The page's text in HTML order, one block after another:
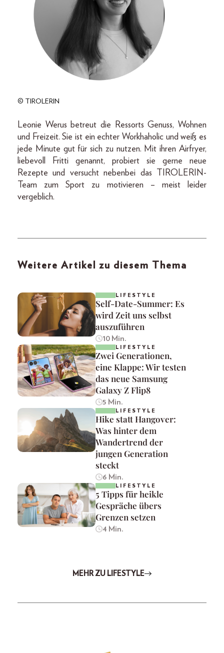
© TIROLERIN
Leonie Werus betreut die Ressorts Genuss, Wohnen
und Freizeit. Sie ist ein echter Workhaholic und weiß es
jede Minute gut für sich zu nutzen. Mit ihren Airfryer,
liebevoll Fritti genannt, probiert sie gerne neue
Rezepte und versucht nebenbei das TIROLERIN-
Team zum Sport zu motivieren – meist leider
vergeblich.
Weitere Artikel zu diesem Thema
LIFESTYLE
Self-Date-Summer: Es
wird Zeit uns selbst
auszuführen
10 Min.
LIFESTYLE
Zwei Generationen,
eine Klappe: Wir testen
das neue Samsung
Galaxy Z Flip8
5 Min.
LIFESTYLE
Hike statt Hangover:
Was hinter dem
Wandertrend der
jungen Generation
steckt
6 Min.
LIFESTYLE
5 Tipps für heikle
Gespräche übers
Grenzen setzen
4 Min.
MEHR ZU LIFESTYLE